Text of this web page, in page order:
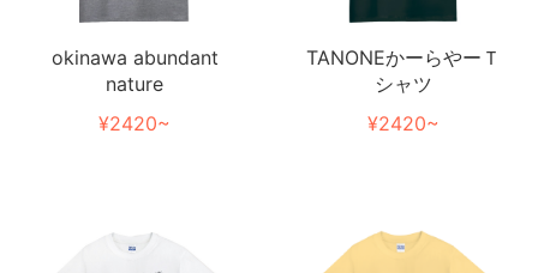
okinawa abundant
nature
¥2420~
TANONEかーらやーＴ
シャツ
¥2420~